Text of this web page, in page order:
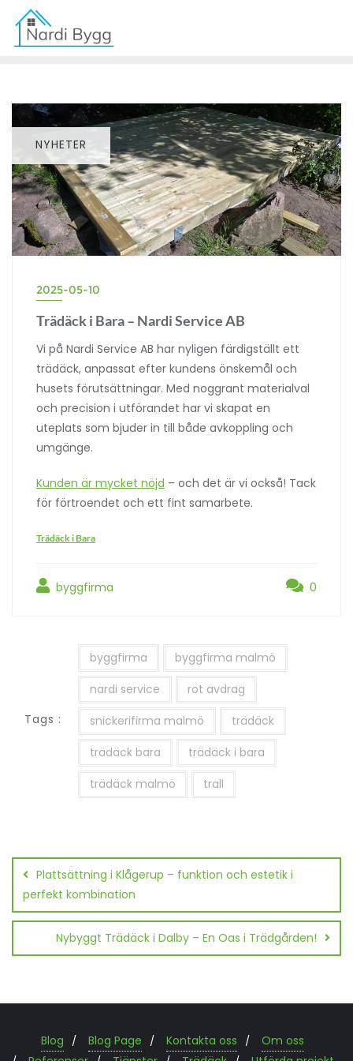
NYHETER
2025-05-10
Trädäck i Bara – Nardi Service AB
Vi på Nardi Service AB har nyligen färdigställt ett
trädäck, anpassat efter kundens önskemål och
husets förutsättningar. Med noggrant materialval
och precision i utförandet har vi skapat en
uteplats som bjuder in till både avkoppling och
umgänge.
Kunden är mycket nöjd – och det är vi också! Tack
för förtroendet och ett fint samarbete.
Trädäck i Bara
byggfirma 0
Tags :
byggfirma
byggfirma malmö
nardi service
rot avdrag
snickerifirma malmö
trädäck
trädäck bara
trädäck i bara
trädäck malmö
trall
Plattsättning i Klågerup – funktion och estetik i
perfekt kombination
Nybyggt Trädäck i Dalby – En Oas i Trädgården!
Blog Blog Page Kontakta oss
Om oss